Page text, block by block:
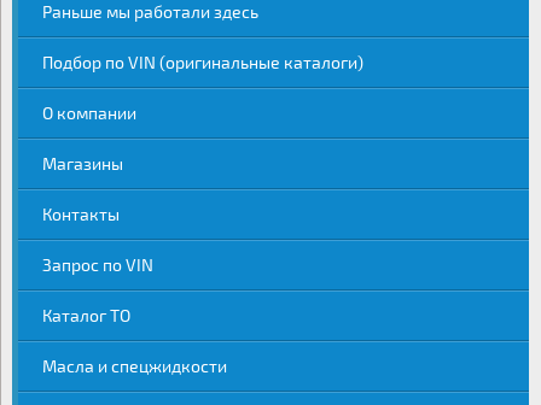
Раньше мы работали здесь
Подбор по VIN (оригинальные каталоги)
О компании
Магазины
Контакты
Запрос по VIN
Каталог ТО
Масла и спецжидкости